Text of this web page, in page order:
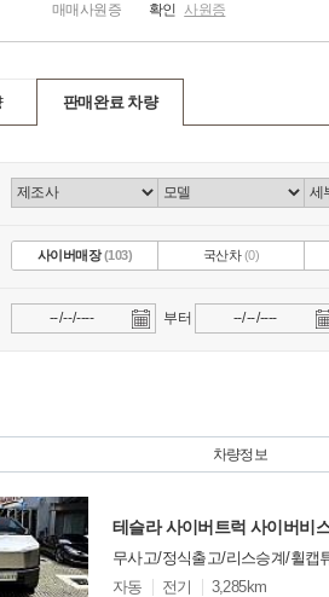
매매사원증
확인 사원증
판매완료 차량
사이버매장(103) 국산차(0)
부터
차량정보
테슬라 사이버트럭 사이버비
무사고/정식출고/리스승계/휠캡
모
자동 전기 3,285km